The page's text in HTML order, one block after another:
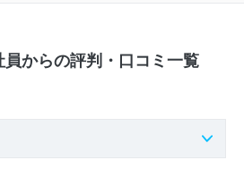
からの評判・口コミ一覧